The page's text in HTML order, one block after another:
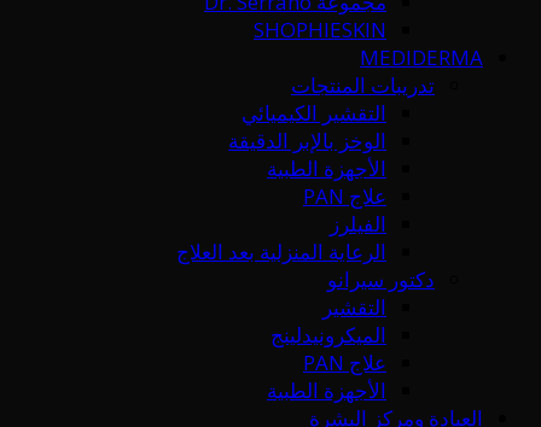
SHOPHIESKIN
MEDIDERMA
تدريبات المنتجات
التقشير الكيميائي
الوخز بالإبر الدقيقة
الأجهزة الطبية
علاج PAN
الفيلرز
الرعاية المنزلية بعد العلاج
دكتور سيرانو
التقشير
الميكرونيدلينج
علاج PAN
الأجهزة الطبية
العيادة ومركز البشرة